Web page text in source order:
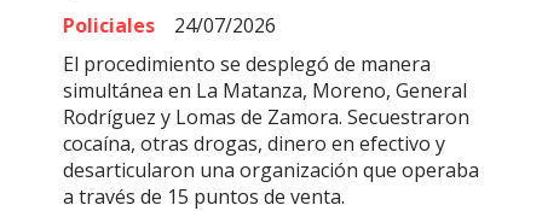
Policiales
24/07/2026
El procedimiento se desplegó de manera
simultánea en La Matanza, Moreno, General
Rodríguez y Lomas de Zamora. Secuestraron
cocaína, otras drogas, dinero en efectivo y
desarticularon una organización que operaba
a través de 15 puntos de venta.